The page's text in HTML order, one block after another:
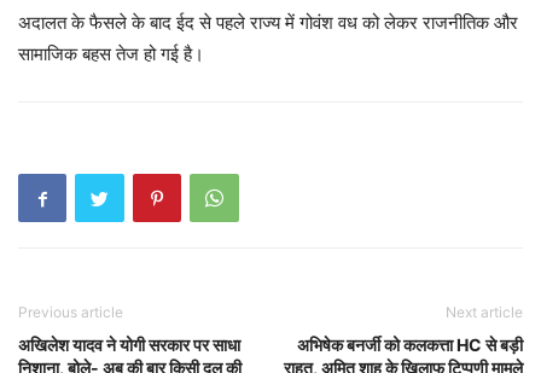
अदालत के फैसले के बाद ईद से पहले राज्य में गोवंश वध को लेकर राजनीतिक और
सामाजिक बहस तेज हो गई है।
Previous article
अखिलेश यादव ने योगी सरकार पर साधा
निशाना, बोले- अब की बार किसी दल की
Next article
अभिषेक बनर्जी को कलकत्ता HC से बड़ी
राहत, अमित शाह के खिलाफ टिप्पणी मामले